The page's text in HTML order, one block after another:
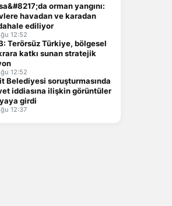
orman yangını:
havadan ve karadan
ediliyor
12:52
Terörsüz Türkiye, bölgesel
katkı sunan stratejik
12:52
Belediyesi soruşturmasında
iddiasına ilişkin görüntüler
girdi
12:37